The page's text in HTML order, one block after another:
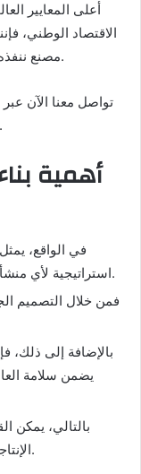
أعلى المعايير
الاقتصاد الوطني،
مصنع ننفذه مزيجًا بين التصميم الذكي والتكلفة المناسبة.
مجانية وخطة تنفيذ متكاملة تناسب مشروعك.
أهمية
في الواقع،
استراتيجية لأي منشأة صناعية تسعى لرفع كفاءتها التشغيلية.
فمن خلال التصميم
بالإضافة إلى ذلك،
يضمن سلامة
بالتالي، يمكن
الإنتاجية ويزيد من أرباح المؤسسات الصناعية.